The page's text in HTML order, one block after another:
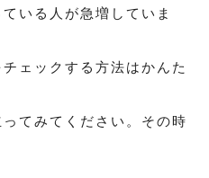
ている人が急増していま
ェックする方法はかんた
てみてください。その時